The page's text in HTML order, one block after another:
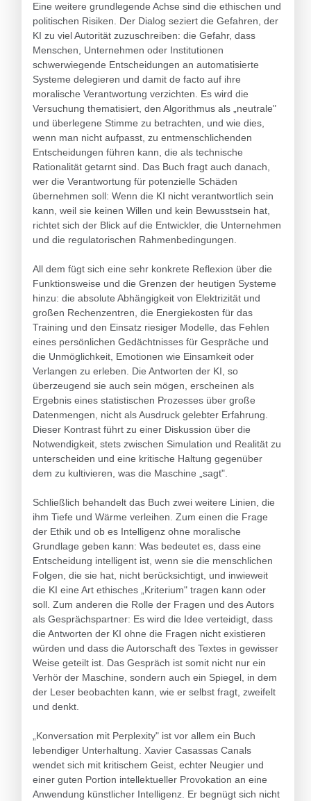
Eine weitere grundlegende Achse sind die ethischen und
politischen Risiken. Der Dialog seziert die Gefahren, der
KI zu viel Autorität zuzuschreiben: die Gefahr, dass
Menschen, Unternehmen oder Institutionen
schwerwiegende Entscheidungen an automatisierte
Systeme delegieren und damit de facto auf ihre
moralische Verantwortung verzichten. Es wird die
Versuchung thematisiert, den Algorithmus als „neutrale"
und überlegene Stimme zu betrachten, und wie dies,
wenn man nicht aufpasst, zu entmenschlichenden
Entscheidungen führen kann, die als technische
Rationalität getarnt sind. Das Buch fragt auch danach,
wer die Verantwortung für potenzielle Schäden
übernehmen soll: Wenn die KI nicht verantwortlich sein
kann, weil sie keinen Willen und kein Bewusstsein hat,
richtet sich der Blick auf die Entwickler, die Unternehmen
und die regulatorischen Rahmenbedingungen.
All dem fügt sich eine sehr konkrete Reflexion über die
Funktionsweise und die Grenzen der heutigen Systeme
hinzu: die absolute Abhängigkeit von Elektrizität und
großen Rechenzentren, die Energiekosten für das
Training und den Einsatz riesiger Modelle, das Fehlen
eines persönlichen Gedächtnisses für Gespräche und
die Unmöglichkeit, Emotionen wie Einsamkeit oder
Verlangen zu erleben. Die Antworten der KI, so
überzeugend sie auch sein mögen, erscheinen als
Ergebnis eines statistischen Prozesses über große
Datenmengen, nicht als Ausdruck gelebter Erfahrung.
Dieser Kontrast führt zu einer Diskussion über die
Notwendigkeit, stets zwischen Simulation und Realität zu
unterscheiden und eine kritische Haltung gegenüber
dem zu kultivieren, was die Maschine „sagt".
Schließlich behandelt das Buch zwei weitere Linien, die
ihm Tiefe und Wärme verleihen. Zum einen die Frage
der Ethik und ob es Intelligenz ohne moralische
Grundlage geben kann: Was bedeutet es, dass eine
Entscheidung intelligent ist, wenn sie die menschlichen
Folgen, die sie hat, nicht berücksichtigt, und inwieweit
die KI eine Art ethisches „Kriterium" tragen kann oder
soll. Zum anderen die Rolle der Fragen und des Autors
als Gesprächspartner: Es wird die Idee verteidigt, dass
die Antworten der KI ohne die Fragen nicht existieren
würden und dass die Autorschaft des Textes in gewisser
Weise geteilt ist. Das Gespräch ist somit nicht nur ein
Verhör der Maschine, sondern auch ein Spiegel, in dem
der Leser beobachten kann, wie er selbst fragt, zweifelt
und denkt.
„Konversation mit Perplexity" ist vor allem ein Buch
lebendiger Unterhaltung. Xavier Casassas Canals
wendet sich mit kritischem Geist, echter Neugier und
einer guten Portion intellektueller Provokation an eine
Anwendung künstlicher Intelligenz. Er begnügt sich nicht